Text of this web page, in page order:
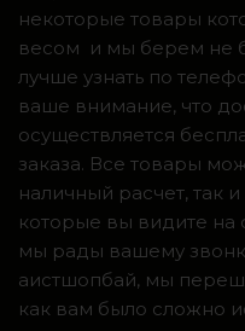
некоторые товары
весом и мы берем не
лучше узнать по
ваше внимание, что
осуществляется
заказа. Все товары
наличный расчет, так
которые вы видите на
мы рады вашему
аистшопбай, мы
как вам было сложно